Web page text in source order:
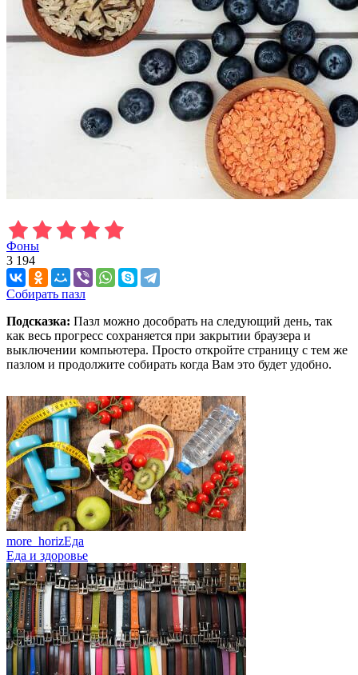
Фоны
3 194
Собирать пазл
Подсказка: Пазл можно дособрать на следующий день, так
как весь прогресс сохраняется при закрытии браузера и
выключении компьютера. Просто откройте страницу с тем же
пазлом и продолжите собирать когда Вам это будет удобно.
more_horizЕда
Еда и здоровье